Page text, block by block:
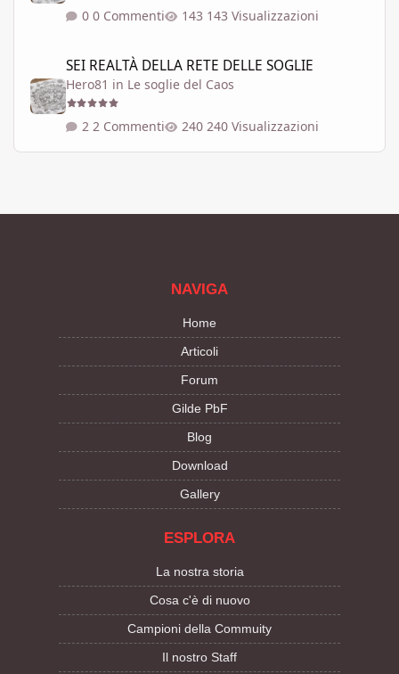
0 Commenti 143 Visualizzazioni
SEI REALTÀ DELLA RETE DELLE SOGLIE
Hero81 in Le soglie del Caos
2 Commenti 240 Visualizzazioni
NAVIGA
Home
Articoli
Forum
Gilde PbF
Blog
Download
Gallery
ESPLORA
La nostra storia
Cosa c'è di nuovo
Campioni della Commuity
Il nostro Staff